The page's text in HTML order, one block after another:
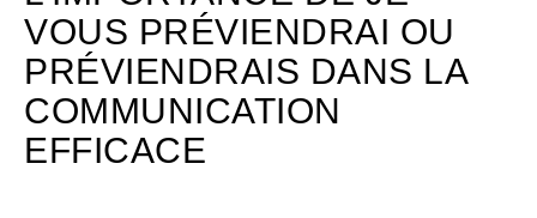
VOUS PRÉVIENDRAI OU
PRÉVIENDRAIS DANS LA
COMMUNICATION
EFFICACE